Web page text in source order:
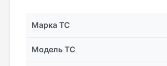
Марка ТС
Модель ТС